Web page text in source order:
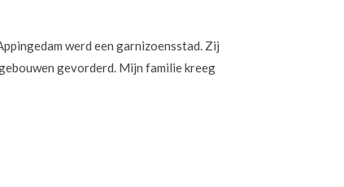
werd een garnizoensstad. Zij
gevorderd. Mijn familie kreeg